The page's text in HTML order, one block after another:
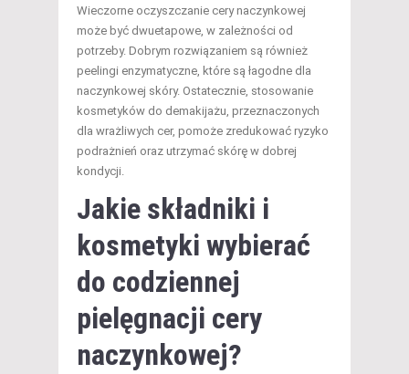
Wieczorne oczyszczanie cery naczynkowej
może być dwuetapowe, w zależności od
potrzeby. Dobrym rozwiązaniem są również
peelingi enzymatyczne, które są łagodne dla
naczynkowej skóry. Ostatecznie, stosowanie
kosmetyków do demakijażu, przeznaczonych
dla wrażliwych cer, pomoże zredukować ryzyko
podrażnień oraz utrzymać skórę w dobrej
kondycji.
Jakie składniki i
kosmetyki wybierać
do codziennej
pielęgnacji cery
naczynkowej?